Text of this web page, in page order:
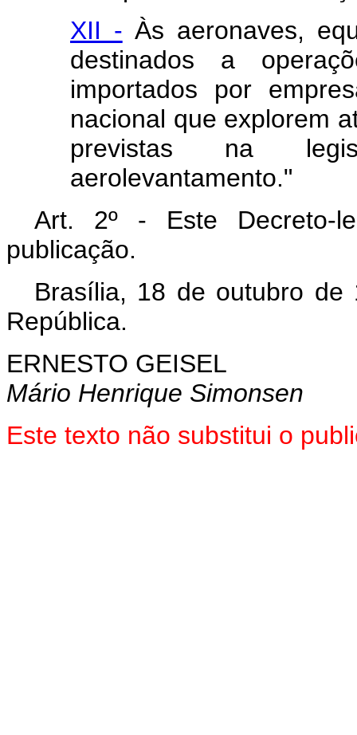
XII - Às aeronaves,
destinados a
importados por
nacional que explorem
previstas na
aerolevantamento."
Art. 2º - Este Decreto-
publicação.
Brasília, 18 de outubro de
República.
ERNESTO GEISEL
Mário Henrique Simonsen
Este texto não substitui o